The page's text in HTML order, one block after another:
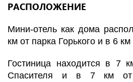
РАСПОЛОЖЕНИЕ
Мини-отель как дома
км от парка Горького и в 6
Гостиница находится в 7
Спасителя и в 7 км от